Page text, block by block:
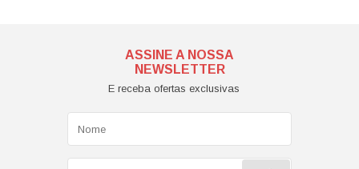
ASSINE A NOSSA
NEWSLETTER
E receba ofertas exclusivas